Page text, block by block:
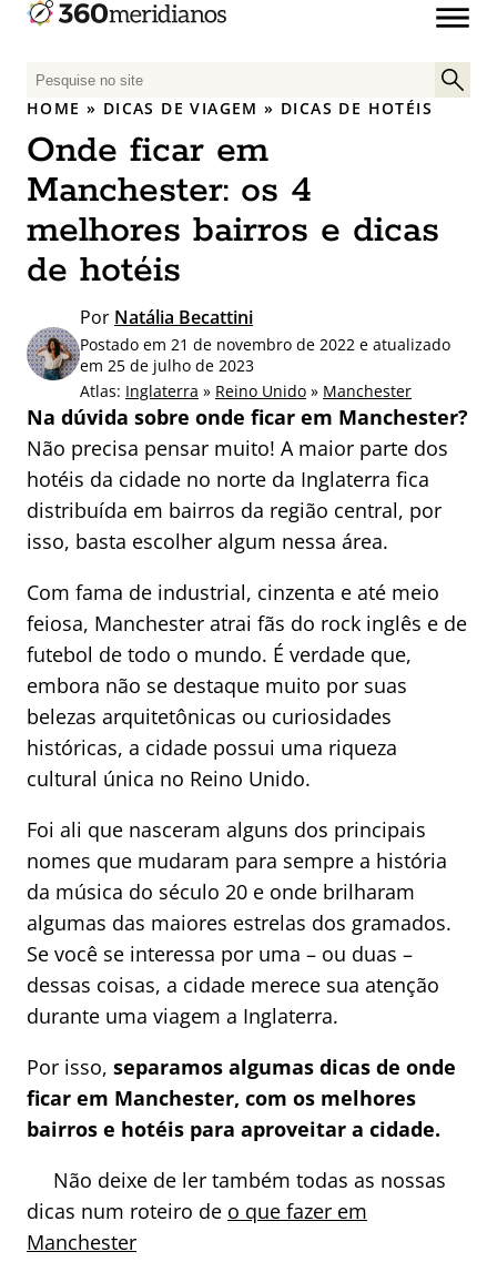
P
e
q
u
i
s
a
r
o
r
HOME » DICAS DE VIAGEM » DICAS DE HOTÉIS
Onde ficar em
Manchester: os 4
melhores bairros e dicas
de hotéis
Por Natália Becattini
Postado em 21 de novembro de 2022 e atualizado
em 25 de julho de 2023
Atlas: Inglaterra » Reino Unido » Manchester
Na dúvida sobre onde ficar em Manchester?
Não precisa pensar muito! A maior parte dos
hotéis da cidade no norte da Inglaterra fica
distribuída em bairros da região central, por
isso, basta escolher algum nessa área.
Com fama de industrial, cinzenta e até meio
feiosa, Manchester atrai fãs do rock inglês e de
futebol de todo o mundo. É verdade que,
embora não se destaque muito por suas
belezas arquitetônicas ou curiosidades
históricas, a cidade possui uma riqueza
cultural única no Reino Unido.
Foi ali que nasceram alguns dos principais
nomes que mudaram para sempre a história
da música do século 20 e onde brilharam
algumas das maiores estrelas dos gramados.
Se você se interessa por uma – ou duas –
dessas coisas, a cidade merece sua atenção
durante uma viagem a Inglaterra.
Por isso, separamos algumas dicas de onde
ficar em Manchester, com os melhores
bairros e hotéis para aproveitar a cidade.
Não deixe de ler também todas as nossas
dicas num roteiro de o que fazer em
Manchester